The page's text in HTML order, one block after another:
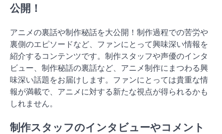
公開！
アニメの裏話や制作秘話を大公開！制作過程での苦労や
裏側のエピソードなど、ファンにとって興味深い情報を
紹介するコンテンツです。制作スタッフや声優のインタ
ビュー、制作秘話の裏話など、アニメ制作にまつわる興
味深い話題をお届けします。ファンにとっては貴重な情
報が満載で、アニメに対する新たな視点が得られるかも
しれません。
制作スタッフのインタビューやコメント